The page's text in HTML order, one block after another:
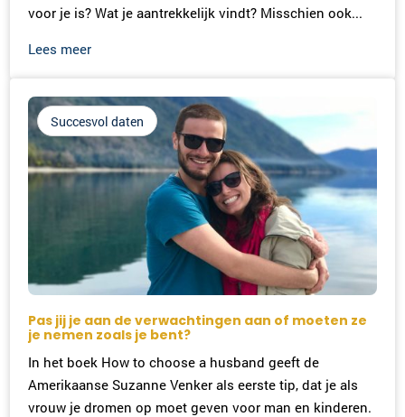
voor je is? Wat je aantrekkelijk vindt? Misschien ook...
Lees meer
Succesvol daten
Pas jij je aan de verwachtingen aan of moeten ze
je nemen zoals je bent?
In het boek How to choose a husband geeft de
Amerikaanse Suzanne Venker als eerste tip, dat je als
vrouw je dromen op moet geven voor man en kinderen.